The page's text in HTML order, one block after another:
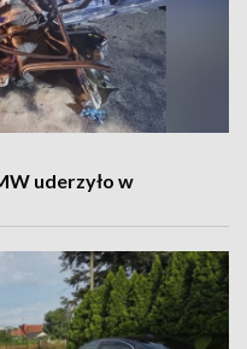
uderzyło w